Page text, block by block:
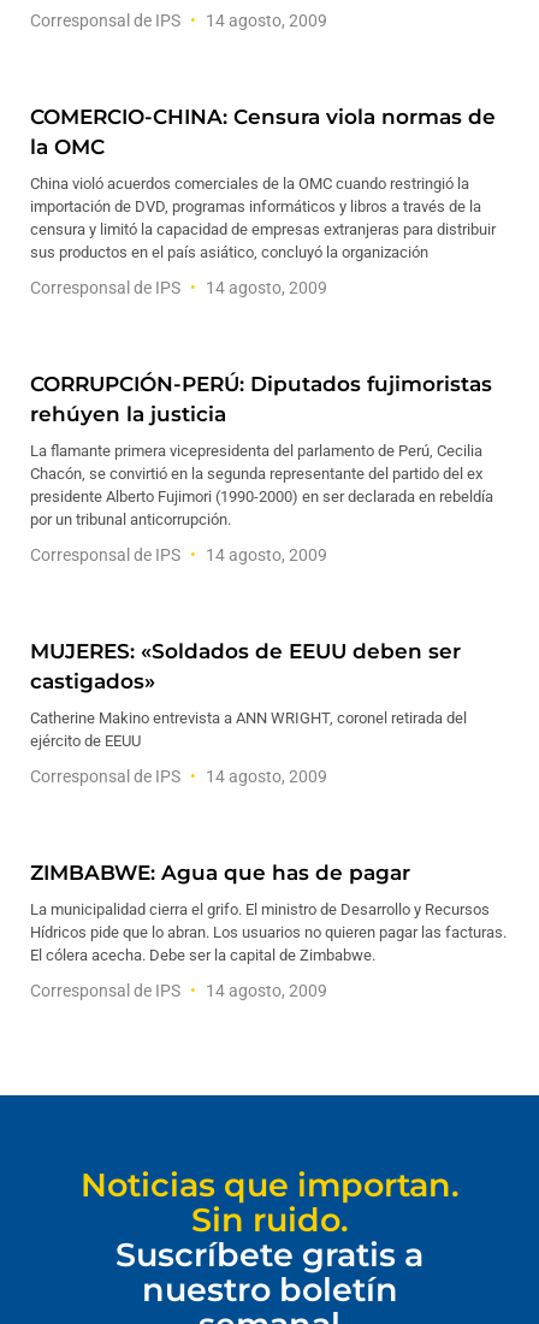
Corresponsal de IPS 14 agosto, 2009
COMERCIO-CHINA: Censura viola normas de
la OMC
China violó acuerdos comerciales de la OMC cuando restringió la
importación de DVD, programas informáticos y libros a través de la
censura y limitó la capacidad de empresas extranjeras para distribuir
sus productos en el país asiático, concluyó la organización
Corresponsal de IPS 14 agosto, 2009
CORRUPCIÓN-PERÚ: Diputados fujimoristas
rehúyen la justicia
La flamante primera vicepresidenta del parlamento de Perú, Cecilia
Chacón, se convirtió en la segunda representante del partido del ex
presidente Alberto Fujimori (1990-2000) en ser declarada en rebeldía
por un tribunal anticorrupción.
Corresponsal de IPS 14 agosto, 2009
MUJERES: «Soldados de EEUU deben ser
castigados»
Catherine Makino entrevista a ANN WRIGHT, coronel retirada del
ejército de EEUU
Corresponsal de IPS 14 agosto, 2009
ZIMBABWE: Agua que has de pagar
La municipalidad cierra el grifo. El ministro de Desarrollo y Recursos
Hídricos pide que lo abran. Los usuarios no quieren pagar las facturas.
El cólera acecha. Debe ser la capital de Zimbabwe.
Corresponsal de IPS 14 agosto, 2009
Noticias que importan.
Sin ruido.
Suscríbete gratis a
nuestro boletín